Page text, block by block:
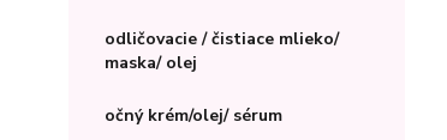
odličovacie / čistiace mlieko/
maska/ olej
očný krém/olej/ sérum